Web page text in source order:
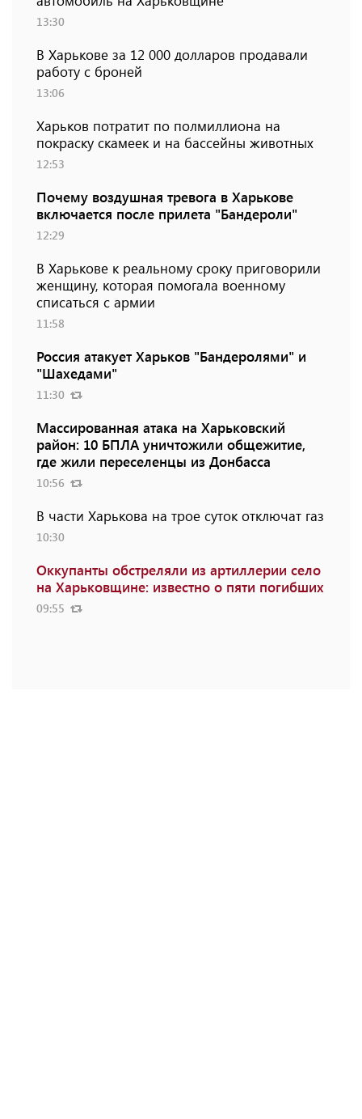
13:30
В Харькове за 12 000 долларов продавали
работу с броней
13:06
Харьков потратит по полмиллиона на
покраску скамеек и на бассейны животных
12:53
Почему воздушная тревога в Харькове
включается после прилета "Бандероли"
12:29
В Харькове к реальному сроку приговорили
женщину, которая помогала военному
списаться с армии
11:58
Россия атакует Харьков "Бандеролями" и
"Шахедами"
11:30
Массированная атака на Харьковский
район: 10 БПЛА уничтожили общежитие,
где жили переселенцы из Донбасса
10:56
В части Харькова на трое суток отключат газ
10:30
Оккупанты обстреляли из артиллерии село
на Харьковщине: известно о пяти погибших
09:55